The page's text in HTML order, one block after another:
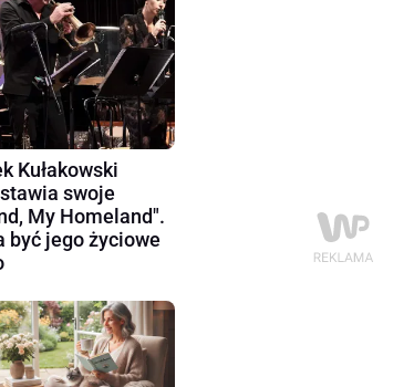
Kułakowski
swoje
My Homeland".
być jego życiowe